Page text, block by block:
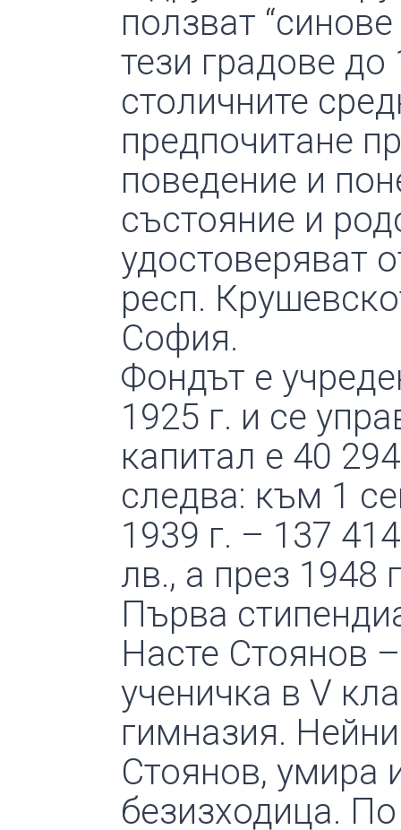
ползват
тези градове до
столичните
предпочитане
поведение и
състояние и
удостоверяват
респ.
София.
Фондът е
1925 г. и се
капитал е 40
следва: към 1
1939 г. – 137
лв., а през 1948
Първа
Насте Стоянов
ученичка в V
гимназия.
Стоянов, умира
безизходица.